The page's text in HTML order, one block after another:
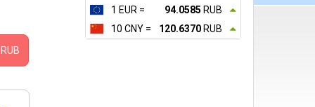
1 EUR =
94.0585 RUB
10 CNY =
120.6370 RUB
RUB